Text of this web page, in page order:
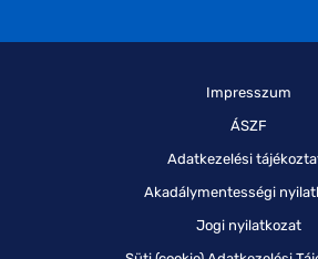
Impresszum
ÁSZF
Adatkezelési
Akadálymentességi
Jogi nyilatkozat